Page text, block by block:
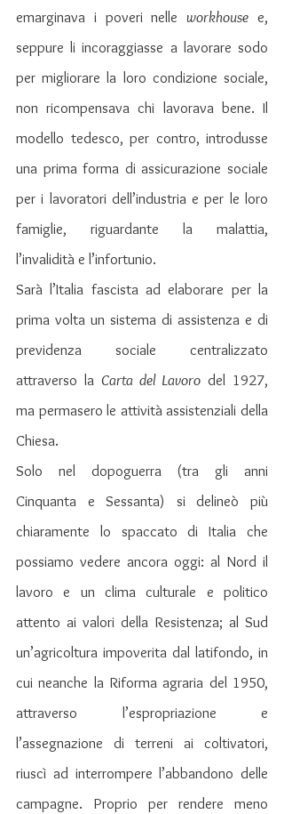
emarginava i poveri nelle workhouse e,
seppure li incoraggiasse a lavorare sodo
per migliorare la loro condizione sociale,
non ricompensava chi lavorava bene. Il
modello tedesco, per contro, introdusse
una prima forma di assicurazione sociale
per i lavoratori dell’industria e per le loro
famiglie, riguardante la malattia,
l’invalidità e l’infortunio.
Sarà l’Italia fascista ad elaborare per la
prima volta un sistema di assistenza e di
previdenza sociale centralizzato
attraverso la Carta del Lavoro del 1927,
ma permasero le attività assistenziali della
Chiesa.
Solo nel dopoguerra (tra gli anni
Cinquanta e Sessanta) si delineò più
chiaramente lo spaccato di Italia che
possiamo vedere ancora oggi: al Nord il
lavoro e un clima culturale e politico
attento ai valori della Resistenza; al Sud
un’agricoltura impoverita dal latifondo, in
cui neanche la Riforma agraria del 1950,
attraverso l’espropriazione e
l’assegnazione di terreni ai coltivatori,
riuscì ad interrompere l’abbandono delle
campagne. Proprio per rendere meno